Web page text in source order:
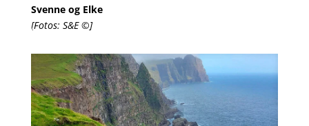
Svenne og Elke
[Fotos: S&E ©]